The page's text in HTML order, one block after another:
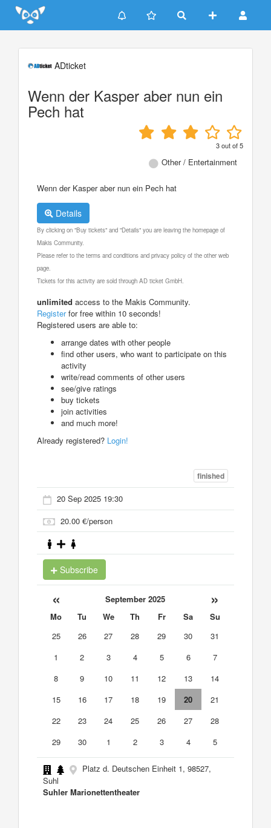
Update cookies preferences
ADticket
Wenn der Kasper aber nun ein
Pech hat
3out of5
Other / Entertainment
Wenn der Kasper aber nun ein Pech hat
Details
By clicking on "Buy tickets" and "Details" you are leaving the homepage of
Makis Community.
Please refer to the terms and conditions and privacy policy of the other web
page.
Tickets for this activity are sold through AD ticket GmbH.
unlimited access to the Makis Community.
Registerfor free within 10 seconds!
Registered users are able to:
arrange dates with other people
find other users, who want to participate on this
activity
write/read comments of other users
see/give ratings
buy tickets
join activities
and much more!
Already registered? Login!
finished
20 Sep 2025 19:30
20.00 €/person
Subscribe
« September 2025 »
Mo Tu We Th Fr Sa
Su
25
26 27 28 29 30
31
1
2 3 4 5 6
7
8
9 10 11 12 13
14
15
16 17 18 19 20
21
22
23 24 25 26 27
28
29
30 1 2 3 4 5
Platz d. Deutschen Einheit 1, 98527,
Suhl
Suhler Marionettentheater